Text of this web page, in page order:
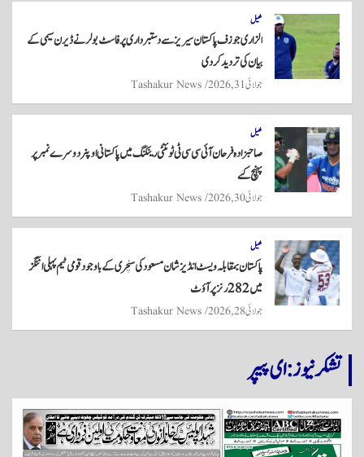
کھیل
الزاری جوزف پاکستان سیریز سے دستبرداری پر فاسٹ بولر نے ڈیرن سیمی کے
بیان کی تردید کر دی
جولائی 31, 2026 Tashakur News
کھیل
صاحبزادہ فرحان آئی سی سی ٹی ٹوئنٹی رینکنگ میں پاکستانی اوپنر دوسرے نمبر پر
پہنچ گئے
جولائی 30, 2026 Tashakur News
کھیل
پاکستان بمقابلہ ویسٹ انڈیز شان مسعود کی سنچری کے باوجود قومی ٹیم پہلی اننگز
میں 282 رنز پر آؤٹ
جولائی 28, 2026 Tashakur News
تشکر نیوز: ای پیپر